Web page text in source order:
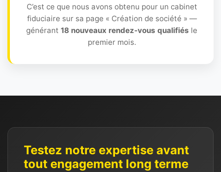
C’est ce que nous avons obtenu pour un cabinet
fiduciaire sur sa page « Création de société » —
générant 18 nouveaux rendez-vous qualifiés le
premier mois.
Testez notre expertise avant
tout engagement long terme